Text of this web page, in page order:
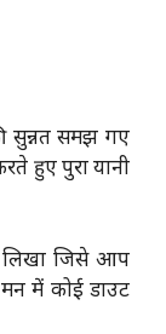
समझ गए
हुए पुरा यानी
लिखा जिसे आप
में कोई डाउट